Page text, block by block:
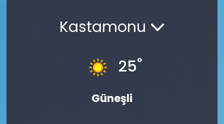
Kastamonu
25°
Güneşli
KÜLTÜR SANAT